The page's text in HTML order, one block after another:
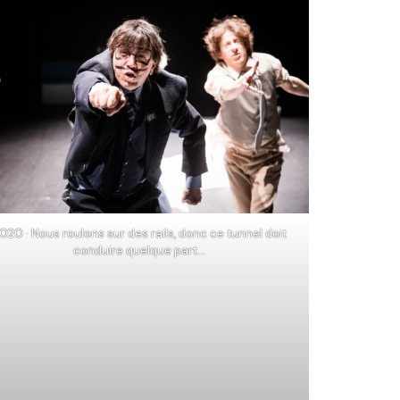
· Nous roulons sur des rails, donc ce tunnel doit
conduire quelque part…